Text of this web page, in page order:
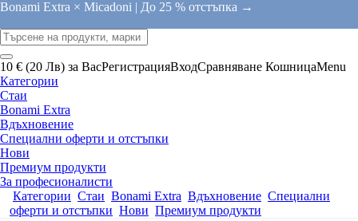
Bonami Extra × Micadoni | До 25 % отстъпка →
10 € (20 Лв) за ВасРегистрацияВходСравняване КошницаMenu
Категории
Стаи
Bonami Extra
Вдъхновение
Специални оферти и отстъпки
Нови
Премиум продукти
За професионалисти
Категории Стаи Bonami Extra Вдъхновение Специални
оферти и отстъпки Нови Премиум продукти